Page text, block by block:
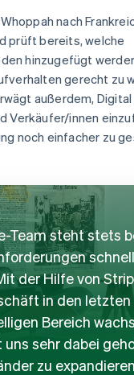
nach
prüft bereits, welche
hinzugefügt
gerecht zu
außerdem,
Verkäufer/innen
noch einfacher zu
Team steht stets
der Hilfe von
in den letzten
Bereich
uns sehr dabei
zu